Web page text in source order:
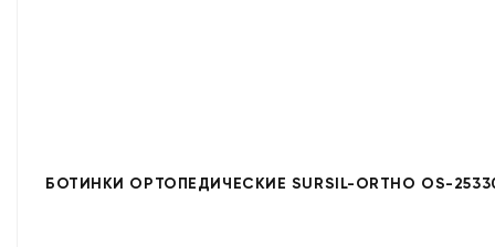
БОТИНКИ ОРТОПЕДИЧЕСКИЕ SURSIL-ORTHO OS-